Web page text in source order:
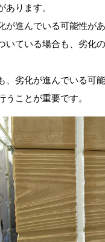
ります。
進んでいる可能性があ
いている場合も、劣化
劣化が進んでいる可能
ことが重要です。